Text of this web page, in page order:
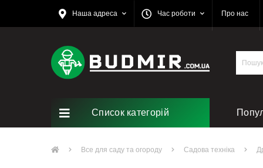
Наша адреса Час роботи Про нас
Список категорій
Все для саду та огороду Садова техніка